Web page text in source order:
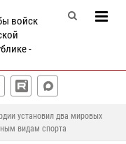
войск
-
установил два мировых
видам спорта